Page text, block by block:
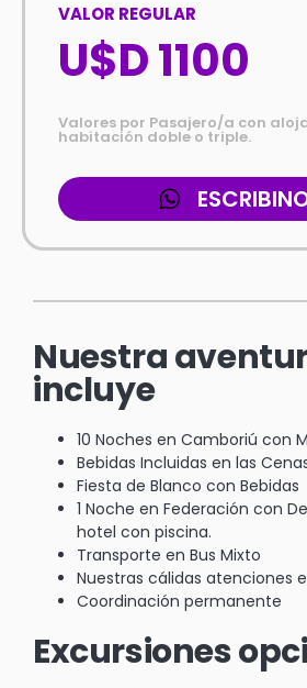
VALOR REGULAR
U$D 1100
Valores por Pasajero/a con
habitación doble o triple.
Nuestra
incluye
10 Noches en Camboriú con
Bebidas Incluidas en las
Fiesta de Blanco con Bebidas
1 Noche en Federación con
hotel con piscina.
Transporte en Bus Mixto
Nuestras cálidas atenciones
Coordinación permanente
Excursiones